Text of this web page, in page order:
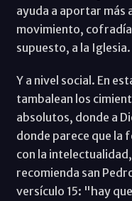
ayuda a aportar más
movimiento,
supuesto, a la Iglesia.
Y a nivel social. En
tambalean los
absolutos, donde a
donde parece que la
con la
recomienda san
versículo 15: "hay